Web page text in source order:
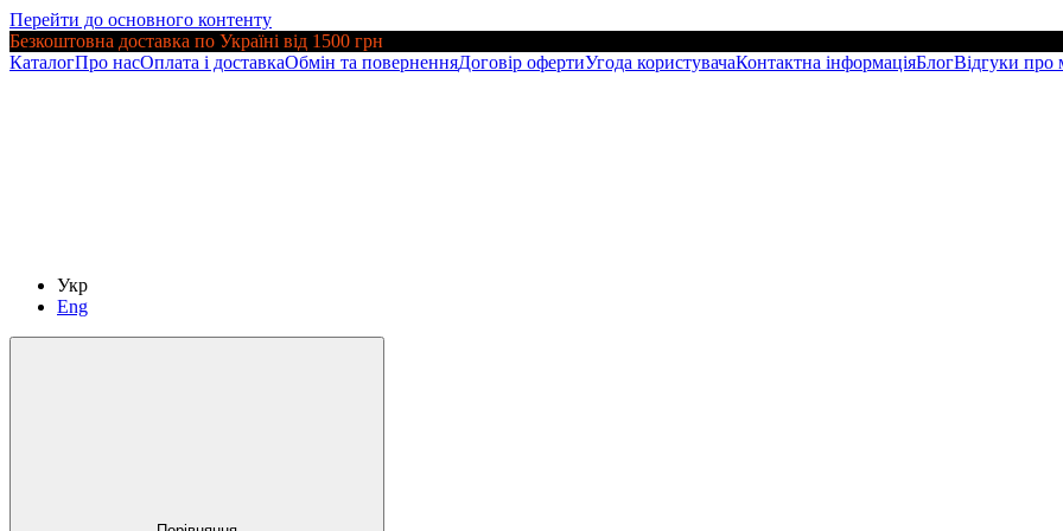
Перейти до основного контенту
Безкоштовна доставка по Україні від 1500 грн
КаталогПро насОплата і доставкаОбмін та поверненняДоговір офертиУгода користувачаКонтактна інформаціяБлогВідгуки про
Укр
Eng